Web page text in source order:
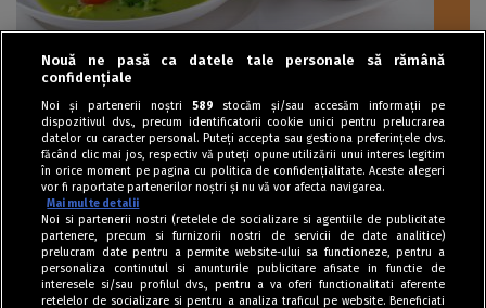
Ciorbe / Supe
Supă cremă de mazăre cu roșii coapte
Nouă ne pasă ca datele tale personale să rămână
confidențiale
Noi și partenerii noștri 589 stocăm și/sau accesăm informații pe
dispozitivul dvs., precum identificatorii cookie unici pentru prelucrarea
datelor cu caracter personal. Puteți accepta sau gestiona preferințele dvs.
făcând clic mai jos, respectiv vă puteți opune utilizării unui interes legitim
în orice moment pe pagina cu politica de confidențialitate. Aceste alegeri
vor fi raportate partenerilor noștri și nu vă vor afecta navigarea.
Mai multe detalii
Noi si partenerii nostri (retelele de socializare si agentiile de publicitate
partenere, precum si furnizorii nostri de servicii de date analitice)
prelucram date pentru a permite website-ului sa functioneze, pentru a
personaliza continutul si anunturile publicitare afisate in functie de
interesele si/sau profilul dvs., pentru a va oferi functionalitati aferente
retelelor de socializare si pentru a analiza traficul pe website. Beneficiati